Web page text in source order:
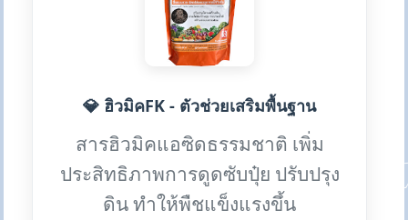
💎 ฮิวมิคFK - ตัวช่วยเสริมพื้นฐาน
สารฮิวมิคแอซิดธรรมชาติ เพิ่ม
ประสิทธิภาพการดูดซับปุ๋ย ปรับปรุง
ดิน ทำให้พืชแข็งแรงขึ้น